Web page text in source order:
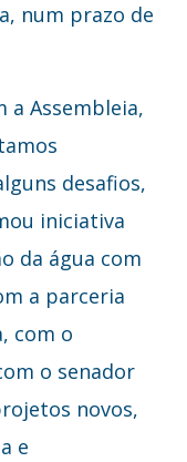
num prazo de
a Assembleia,
desafios,
iniciativa
da água com
a parceria
com o
o senador
novos,
e